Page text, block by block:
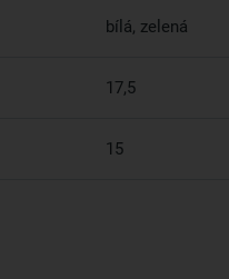
bílá, zelená
17,5
15